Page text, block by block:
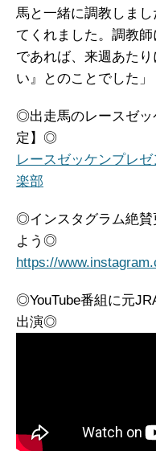
馬と一緒に調教しま
てくれました。調教
であれば、来週あた
い』とのことでした」
◎出走馬のレースゼッ
定】◎
レースゼッケンプレ
楽部
◎インスタグラム絶賛
よう◎
https://
◎YouTube番組に元
出演◎